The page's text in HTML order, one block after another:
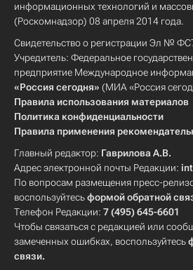
информационных технологий и
(Роскомнадзор) 08 апреля 2014 года.
Свидетельство о регистрации Эл №
Учредитель: Федеральное
предприятие Международное
«Россия сегодня» (МИА «Россия
Правила использования материалов
Политика конфиденциальности
Правила применения
Главный редактор: Гаврилова А.В.
Адрес электронной почты Редакции:
По вопросам размещения пресс-
воспользуйтесьформой обратной
Телефон Редакции: 7 (495) 645-6601
Чтобы связаться с редакцией или
замеченных ошибках, воспользуйтесь
связи.